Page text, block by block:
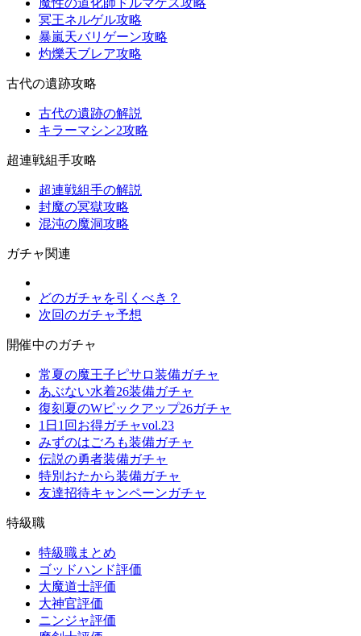
魔性の道化師ドルマゲス攻略
冥王ネルゲル攻略
暴嵐天バリゲーン攻略
灼爍天ブレア攻略
古代の遺跡攻略
古代の遺跡の解説
キラーマシン2攻略
超連戦組手攻略
超連戦組手の解説
封魔の冥獄攻略
混沌の魔洞攻略
ガチャ関連
どのガチャを引くべき？
次回のガチャ予想
開催中のガチャ
常夏の魔王子ピサロ装備ガチャ
あぶない水着26装備ガチャ
復刻夏のWピックアップ26ガチャ
1日1回お得ガチャvol.23
みずのはごろも装備ガチャ
伝説の勇者装備ガチャ
特別おたから装備ガチャ
友達招待キャンペーンガチャ
特級職
特級職まとめ
ゴッドハンド評価
大魔道士評価
大神官評価
ニンジャ評価